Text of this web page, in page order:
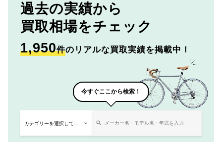
過去の実績から
買取相場をチェック
1,950件のリアルな買取実績を掲載中！
今すぐここから検索！